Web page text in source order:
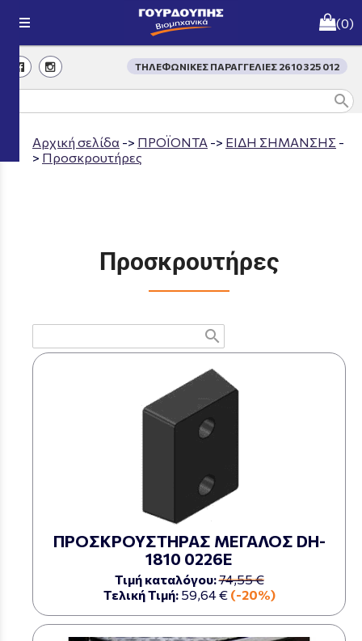
menu (0)
ΤΗΛΕΦΩΝΙΚΕΣ ΠΑΡΑΓΓΕΛΙΕΣ 2610 325 012
search
Aρχική σελίδα -> ΠΡΟΪΟΝΤΑ -> ΕΙΔΗ ΣΗΜΑΝΣΗΣ -
> Προσκρουτήρες
Προσκρουτήρες
search
ΠΡΟΣΚΡΟΥΣΤΗΡΑΣ ΜΕΓΑΛΟΣ DH-
1810 0226Ε
Τιμή καταλόγου:74,55 €
Τελική Τιμή: 59,64 € (-20%)